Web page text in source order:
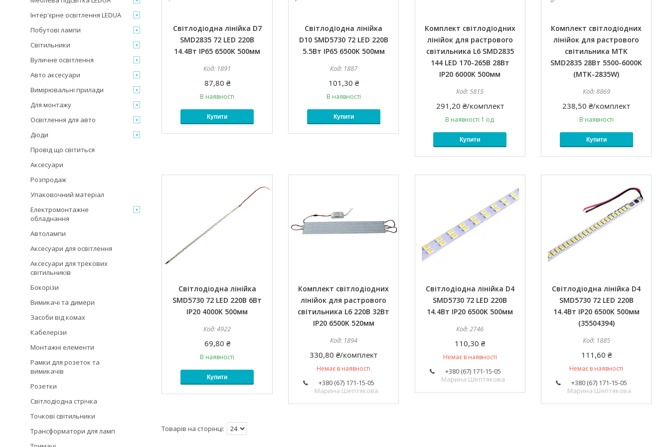
Світлодіодна лінійка D7
SMD2835 72 LED 220В
14.4Вт IP65 6500K 500мм
1891
87,80 ₴
В наявності
Купити
Світлодіодна лінійка
D10 SMD5730 72 LED 220В
5.5Вт IP65 6500K 500мм
1887
101,30 ₴
В наявності
Купити
Комплект світлодіодних
лінійок для растрового
світильника L6 SMD2835
144 LED 170-265В 28Вт
IP20 6000K 500мм
5815
291,20 ₴/комплект
В наявності 1 од.
Купити
Комплект світлодіодних
лінійок для растрового
світильника MTK
SMD2835 28Вт 5500-6000K
(MTK-2835W)
8869
238,50 ₴/комплект
В наявності
Купити
Світлодіодна лінійка
SMD5730 72 LED 220В 6Вт
IP20 4000K 500мм
4922
69,80 ₴
В наявності
Купити
Комплект світлодіодних
лінійок для растрового
світильника L6 220В 32Вт
IP20 6500K 520мм
1894
330,80 ₴/комплект
Немає в наявності
+380 (67) 171-15-05
Марина Шептякова
Світлодіодна лінійка D4
SMD5730 72 LED 220В
14.4Вт IP20 6500K 500мм
2746
110,30 ₴
Немає в наявності
+380 (67) 171-15-05
Марина Шептякова
Світлодіодна лінійка D4
SMD5730 72 LED 220В
14.4Вт IP20 6500K 500мм
(35504394)
1885
111,60 ₴
Немає в наявності
+380 (67) 171-15-05
Марина Шептякова
Інтер'єрне освітлення LEDUA
Побутові лампи
Світильники
Вуличне освітлення
Авто аксесуари
Вимірювальні прилади
Для монтажу
Освітлення для авто
Діоди
Провід що світиться
Аксесуари
Розпродаж
Упаковочний матеріал
Електромонтажне
обладнання
Автолампи
Аксесуари для освітлення
Аксесуари для трекових
світильників
Бокорізи
Вимикачі та димери
Засоби від комах
Кабелерізи
Монтажні елементи
Рамки для розеток та
вимикачів
Розетки
Світлодіодна стрічка
Точкові світильники
Трансформатори для ламп